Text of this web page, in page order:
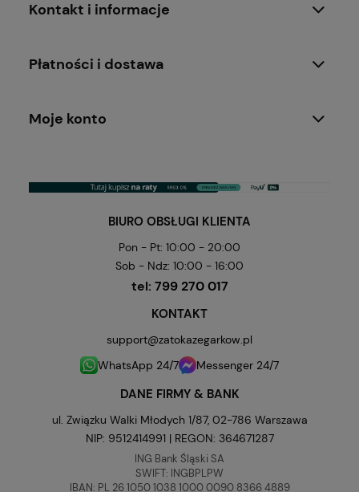
Kontakt i informacje
Płatności i dostawa
Moje konto
BIURO OBSŁUGI KLIENTA
Pon - Pt: 10:00 - 20:00
Sob - Ndz: 10:00 - 16:00
tel: 799 270 017
KONTAKT
support@zatokazegarkow.pl
WhatsApp 24/7
Messenger 24/7
DANE FIRMY & BANK
ul. Związku Walki Młodych 1/87, 02-786 Warszawa
NIP: 9512414991 | REGON: 364671287
ING Bank Śląski SA
SWIFT: INGBPLPW
IBAN: PL 26 1050 1038 1000 0090 8366 4889